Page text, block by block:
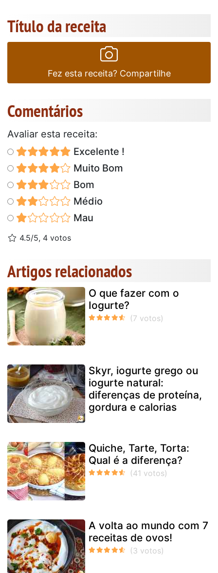
Título da receita
Fez esta receita? Compartilhe
Comentários
Avaliar esta receita:
Excelente !
Muito Bom
Bom
Médio
Mau
4.5/5, 4 votos
Artigos relacionados
O que fazer com o
Iogurte?
Skyr, iogurte grego ou
iogurte natural:
diferenças de proteína,
gordura e calorias
Quiche, Tarte, Torta:
Qual é a diferença?
A volta ao mundo com 7
receitas de ovos!